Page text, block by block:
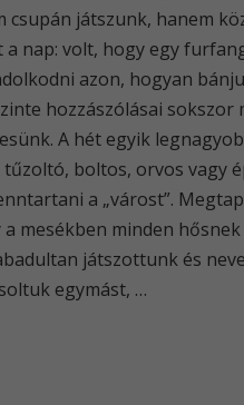
csupán játszunk, hanem
nap: volt, hogy egy
azon, hogyan
hozzászólásai
A hét egyik
boltos, orvos vagy
a „várost”.
mesékben minden
játszottunk és
egymást, …